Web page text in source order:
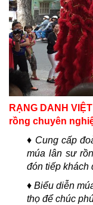
RẠNG DANH
rồng chuyên
♦ Cung cấp
múa lân sư
đón tiếp khách
♦ Biểu diễn
thọ để chúc